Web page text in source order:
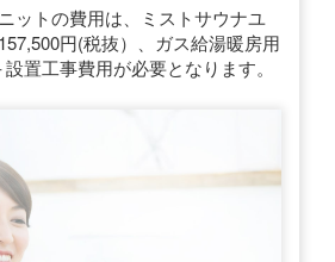
ットの費用は、ミストサウナユ
円(税抜）、ガス給湯暖房用
置工事費用が必要となります。